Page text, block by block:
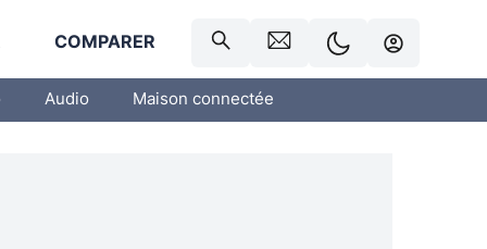
COMPARER
Audio Maison connectée